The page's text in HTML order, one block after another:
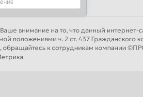
внимание на то, что данный интернет-
положениями ч. 2 ст. 437 Гражданского
обращайтесь к сотрудникам компании